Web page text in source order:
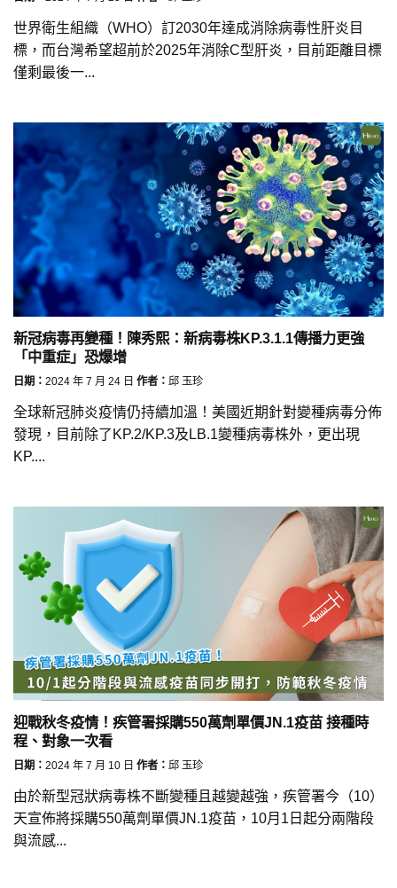
世界衛生組織（WHO）訂2030年達成消除病毒性肝炎目
標，而台灣希望超前於2025年消除C型肝炎，目前距離目標
僅剩最後一...
新冠病毒再變種！陳秀熙：新病毒株KP.3.1.1傳播力更強
「中重症」恐爆增
日期： 2024 年 7 月 24 日 作者： 邱 玉珍
全球新冠肺炎疫情仍持續加溫！美國近期針對變種病毒分佈
發現，目前除了KP.2/KP.3及LB.1變種病毒株外，更出現
KP....
迎戰秋冬疫情！疾管署採購550萬劑單價JN.1疫苗 接種時
程、對象一次看
日期： 2024 年 7 月 10 日 作者： 邱 玉珍
由於新型冠狀病毒株不斷變種且越變越強，疾管署今（10）
天宣佈將採購550萬劑單價JN.1疫苗，10月1日起分兩階段
與流感...